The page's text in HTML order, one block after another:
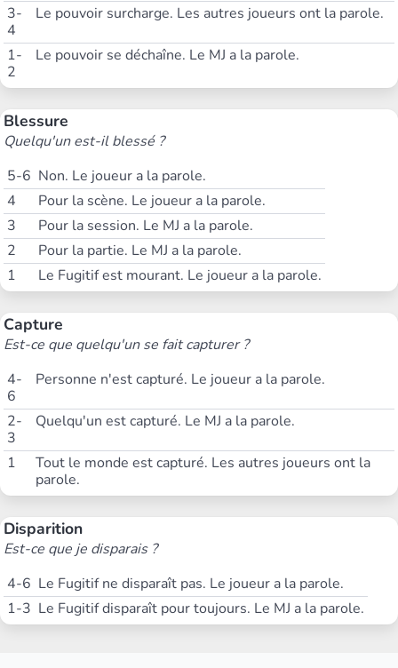
3-
4
Le pouvoir surcharge. Les autres joueurs ont la parole.
1-
2
Le pouvoir se déchaîne. Le MJ a la parole.
Blessure
Quelqu'un est-il blessé ?
5-6 Non. Le joueur a la parole.
4
Pour la scène. Le joueur a la parole.
3
Pour la session. Le MJ a la parole.
2
Pour la partie. Le MJ a la parole.
1
Le Fugitif est mourant. Le joueur a la parole.
Capture
Est-ce que quelqu'un se fait capturer ?
4-
6
Personne n'est capturé. Le joueur a la parole.
2-
3
Quelqu'un est capturé. Le MJ a la parole.
1
Tout le monde est capturé. Les autres joueurs ont la
parole.
Disparition
Est-ce que je disparais ?
4-6 Le Fugitif ne disparaît pas. Le joueur a la parole.
1-3 Le Fugitif disparaît pour toujours. Le MJ a la parole.